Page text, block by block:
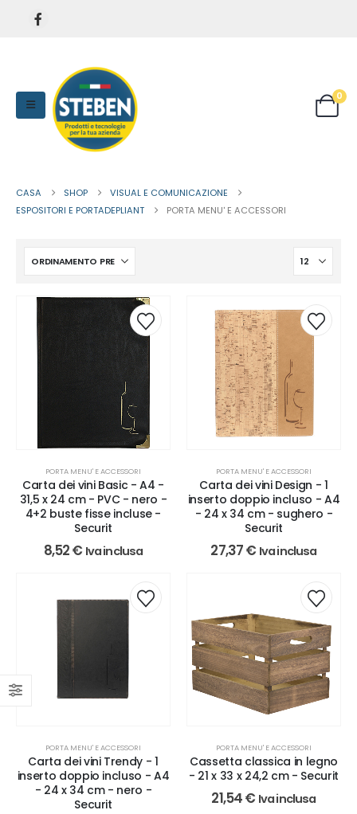
0
CASA SHOP
VISUAL E COMUNICAZIONE
ESPOSITORI E PORTADEPLIANT
PORTA MENU' E ACCESSORI
PORTA MENU' E ACCESSORI
Carta dei vini Basic - A4 -
31,5 x 24 cm - PVC - nero -
4+2 buste fisse incluse -
Securit
8,52€ Iva inclusa
PORTA MENU' E ACCESSORI
Carta dei vini Design - 1
inserto doppio incluso - A4
- 24 x 34 cm - sughero -
Securit
27,37€ Iva inclusa
PORTA MENU' E ACCESSORI
Carta dei vini Trendy - 1
inserto doppio incluso - A4
- 24 x 34 cm - nero -
Securit
PORTA MENU' E ACCESSORI
Cassetta classica in legno
- 21 x 33 x 24,2 cm - Securit
21,54€ Iva inclusa